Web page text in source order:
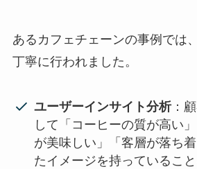
あるカフェチェーンの事例では
丁寧に行われました。
ユーザーインサイト分析：
して「コーヒーの質が高い
が美味しい」「客層が落ち
たイメージを持っていること